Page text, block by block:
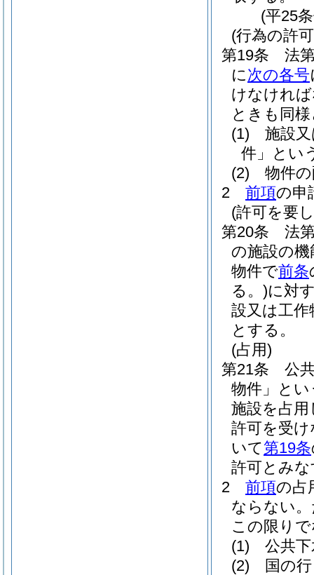
(平25
(行為の許
第19条
法
に次の各号
けなけれ
ときも同
(1)
施設
件」とい
(2)
物件
2
前項の申
(許可を要
第20条
法
の施設の
物件で前条
る。)に対
設又は工
とする。
(占用)
第21条
公
物件」とい
施設を占
許可を受
いて第19条
許可とみな
2
前項の占
ならない。
この限り
(1)
公共
(2)
国の